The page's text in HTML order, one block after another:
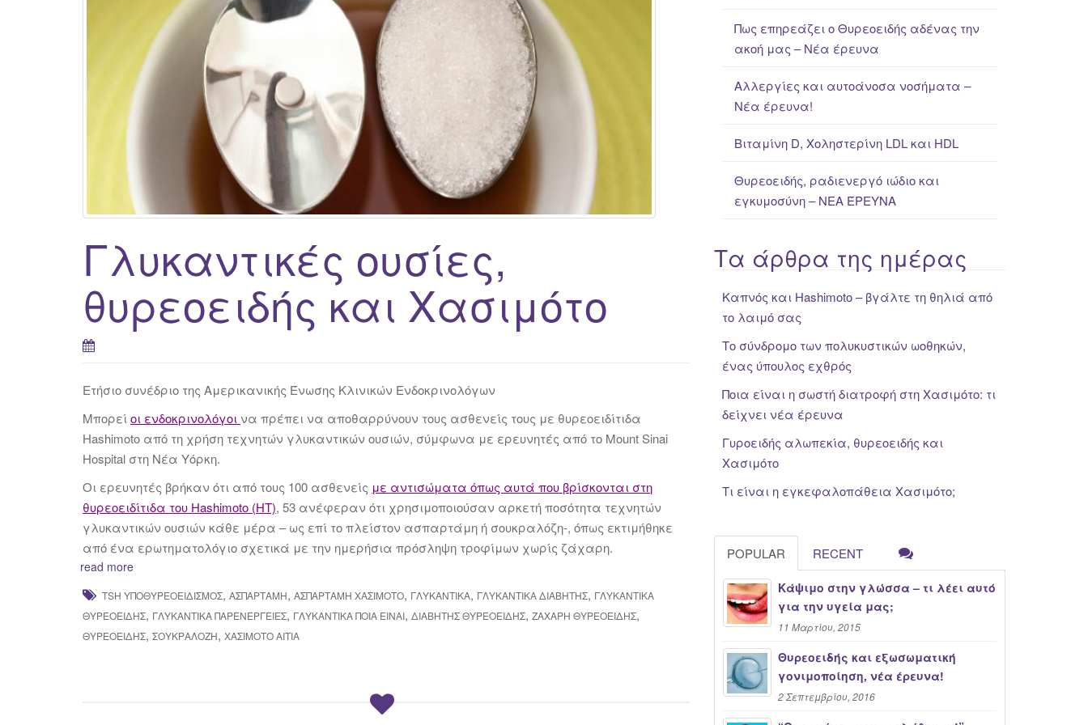
Γλυκαντικές ουσίες,
θυρεοειδής και Χασιμότο
Ετήσιο συνέδριο της Αμερικανικής Ένωσης Κλινικών Ενδοκρινολόγων
Μπορείοι ενδοκρινολόγοινα πρέπει να αποθαρρύνουν τους ασθενείς τους με θυρεοειδίτιδα
Hashimoto από τη χρήση τεχνητών γλυκαντικών ουσιών, σύμφωνα με ερευνητές από το Mount Sinai
Hospital στη Νέα Υόρκη.
Οι ερευνητές βρήκαν ότι από τους 100 ασθενείς με αντισώματα όπως αυτά που βρίσκονται στη
θυρεοειδίτιδα του Hashimoto (HT), 53 ανέφεραν ότι χρησιμοποιούσαν αρκετή ποσότητα τεχνητών
γλυκαντικών ουσιών κάθε μέρα – ως επί το πλείστον ασπαρτάμη ή σουκραλόζη-, όπως εκτιμήθηκε
από ένα ερωτηματολόγιο σχετικά με την ημερήσια πρόσληψη τροφίμων χωρίς ζάχαρη.
read more
TSH ΥΠΟΘΥΡΕΟΕΙΔΙΣΜΌΣ, ΑΣΠΑΡΤΆΜΗ, ΑΣΠΑΡΤΆΜΗ ΧΑΣΙΜΌΤΟ, ΓΛΥΚΑΝΤΙΚΆ, ΓΛΥΚΑΝΤΙΚΆ ΔΙΑΒΉΤΗΣ, ΓΛΥΚΑΝΤΙΚΆ
ΘΥΡΕΟΕΙΔΉΣ, ΓΛΥΚΑΝΤΙΚΆ ΠΑΡΕΝΈΡΓΕΙΕΣ, ΓΛΥΚΑΝΤΙΚΑ ΠΟΙΑ ΕΙΝΑΙ, ΔΙΑΒΉΤΗΣ ΘΥΡΕΟΕΙΔΉΣ, ΖΆΧΑΡΗ ΘΥΡΕΟΕΙΔΉΣ,
ΘΥΡΕΟΕΙΔΉΣ, ΣΟΥΚΡΑΛΌΖΗ, ΧΑΣΙΜΌΤΟ ΑΊΤΙΑ
Πως επηρεάζει ο Θυρεοειδής αδένας την
ακοή μας – Νέα έρευνα
Αλλεργίες και αυτοάνοσα νοσήματα –
Νέα έρευνα!
Βιταμίνη D, Χοληστερίνη LDL και HDL
Θυρεοειδής, ραδιενεργό ιώδιο και
εγκυμοσύνη – ΝΕΑ ΈΡΕΥΝΑ
Τα άρθρα της ημέρας
Καπνός και Hashimoto – βγάλτε τη θηλιά από
το λαιμό σας
Το σύνδρομο των πολυκυστικών ωοθηκών,
ένας ύπουλος εχθρός
Ποια είναι η σωστή διατροφή στη Χασιμότο: τι
δείχνει νέα έρευνα
Γυροειδής αλωπεκία, θυρεοειδής και
Χασιμότο
Τι είναι η εγκεφαλοπάθεια Χασιμότο;
POPULAR RECENT
Κάψιμο στην γλώσσα – τι λέει αυτό
για την υγεία μας;
11 Μαρτίου, 2015
Θυρεοειδής και εξωσωματική
γονιμοποίηση, νέα έρευνα!
2 Σεπτεμβρίου, 2016